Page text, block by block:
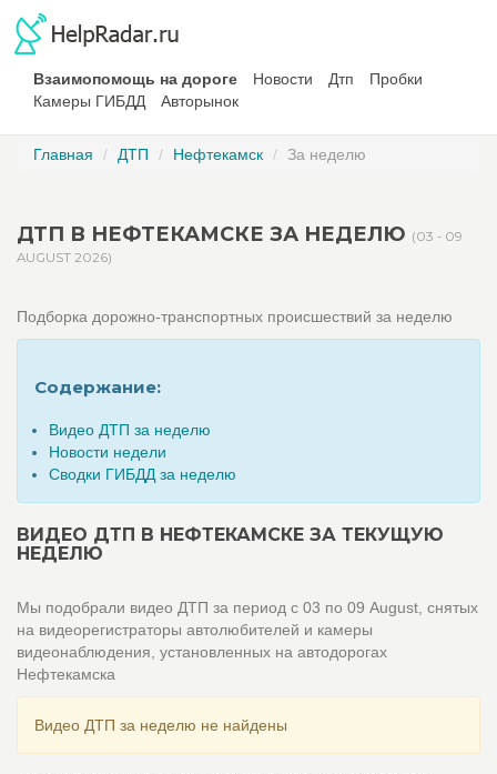
Взаимопомощь на дороге Новости Дтп
Пробки
Камеры ГИБДД
Авторынок
Главная ДТП Нефтекамск За неделю
ДТП В НЕФТЕКАМСКЕ ЗА НЕДЕЛЮ (03 - 09
AUGUST 2026)
Подборка дорожно-транспортных происшествий за неделю
Содержание:
Видео ДТП за неделю
Новости недели
Сводки ГИБДД за неделю
ВИДЕО ДТП В НЕФТЕКАМСКЕ ЗА ТЕКУЩУЮ
НЕДЕЛЮ
Мы подобрали видео ДТП за период с 03 по 09 August, снятых
на видеорегистраторы автолюбителей и камеры
видеонаблюдения, установленных на автодорогах
Нефтекамска
Видео ДТП за неделю не найдены